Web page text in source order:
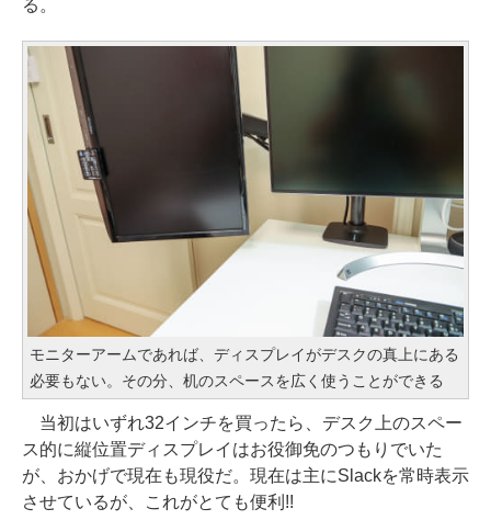
る。
モニターアームであれば、ディスプレイがデスクの真上にある
必要もない。その分、机のスペースを広く使うことができる
当初はいずれ32インチを買ったら、デスク上のスペー
ス的に縦位置ディスプレイはお役御免のつもりでいた
が、おかげで現在も現役だ。現在は主にSlackを常時表示
させているが、これがとても便利!!